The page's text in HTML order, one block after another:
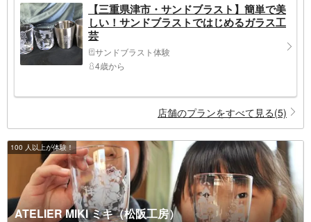
【三重県津市・サンドブラスト】簡単で美
しい！サンドブラストではじめるガラス工
芸
サンドブラスト体験
4歳から
店舗のプランをすべて見る(5)
100 人以上が体験！
ATELIER MIKI ミキ（松阪工房）